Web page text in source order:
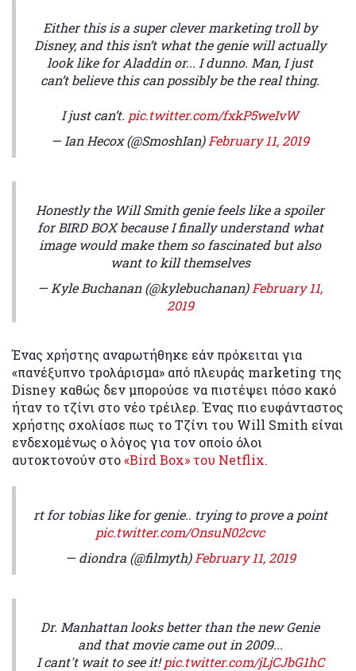
Either this is a super clever marketing troll by
Disney, and this isn’t what the genie will actually
look like for Aladdin or... I dunno. Man, I just
can’t believe this can possibly be the real thing.
I just can’t. pic.twitter.com/fxkP5weIvW
— Ian Hecox (@SmoshIan) February 11, 2019
Honestly the Will Smith genie feels like a spoiler
for BIRD BOX because I finally understand what
image would make them so fascinated but also
want to kill themselves
— Kyle Buchanan (@kylebuchanan) February 11,
2019
Ένας χρήστης αναρωτήθηκε εάν πρόκειται για
«πανέξυπνο τρολάρισμα» από πλευράς marketing της
Disney καθώς δεν μπορούσε να πιστέψει πόσο κακό
ήταν το τζίνι στο νέο τρέιλερ. Ένας πιο ευφάνταστος
χρήστης σχολίασε πως το Τζίνι του Will Smith είναι
ενδεχομένως ο λόγος για τον οποίο όλοι
αυτοκτονούν στο«Bird Box» του Netflix.
rt for tobias like for genie.. trying to prove a point
pic.twitter.com/OnsuN02cvc
— diondra (@filmyth) February 11, 2019
Dr. Manhattan looks better than the new Genie
and that movie came out in 2009...
I cant't wait to see it!pic.twitter.com/jLjCJbG1hC